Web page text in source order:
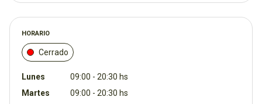
HORARIO
Cerrado
Lunes
09:00 - 20:30 hs
Martes
09:00 - 20:30 hs